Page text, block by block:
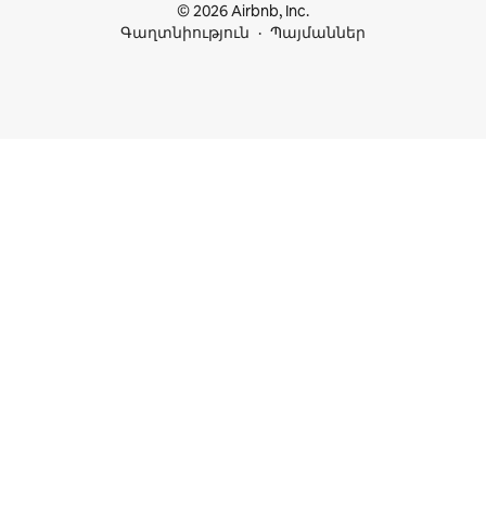
© 2026 Airbnb, Inc.
Գաղտնիություն
Պայմաններ